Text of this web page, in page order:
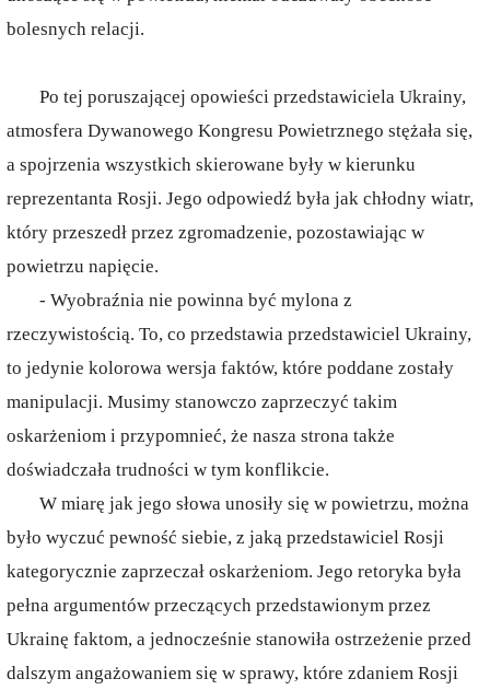
bolesnych relacji.
Po tej poruszającej opowieści przedstawiciela Ukrainy,
atmosfera Dywanowego Kongresu Powietrznego stężała się,
a spojrzenia wszystkich skierowane były w kierunku
reprezentanta Rosji. Jego odpowiedź była jak chłodny wiatr,
który przeszedł przez zgromadzenie, pozostawiając w
powietrzu napięcie.
- Wyobraźnia nie powinna być mylona z
rzeczywistością. To, co przedstawia przedstawiciel Ukrainy,
to jedynie kolorowa wersja faktów, które poddane zostały
manipulacji. Musimy stanowczo zaprzeczyć takim
oskarżeniom i przypomnieć, że nasza strona także
doświadczała trudności w tym konflikcie.
W miarę jak jego słowa unosiły się w powietrzu, można
było wyczuć pewność siebie, z jaką przedstawiciel Rosji
kategorycznie zaprzeczał oskarżeniom. Jego retoryka była
pełna argumentów przeczących przedstawionym przez
Ukrainę faktom, a jednocześnie stanowiła ostrzeżenie przed
dalszym angażowaniem się w sprawy, które zdaniem Rosji